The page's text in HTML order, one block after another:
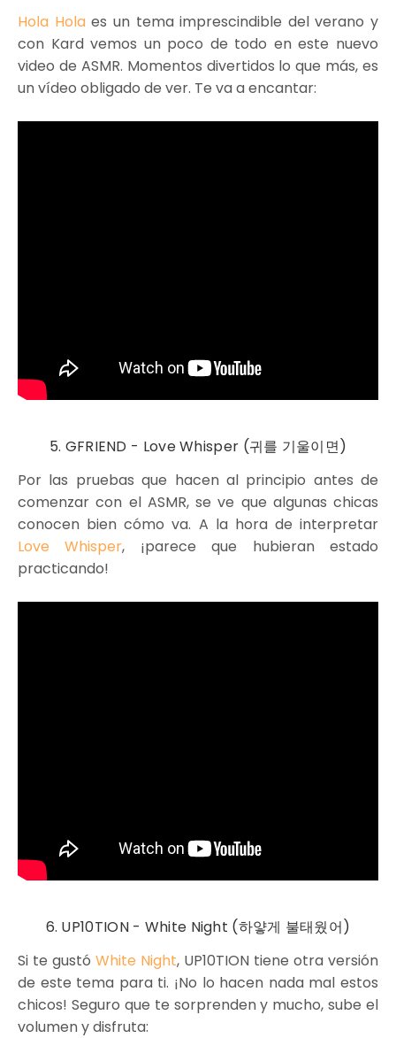
Hola Holaes un tema imprescindible del verano y
con Kard vemos un poco de todo en este nuevo
video de ASMR. Momentos divertidos lo que más, es
un vídeo obligado de ver. Te va a encantar:
5. GFRIEND - Love Whisper (귀를 기울이면)
Por las pruebas que hacen al principio antes de
comenzar con el ASMR, se ve que algunas chicas
conocen bien cómo va. A la hora de interpretar
Love Whisper, ¡parece que hubieran estado
practicando!
6. UP10TION - White Night (하얗게 불태웠어)
Si te gustó White Night, UP10TION tiene otra versión
de este tema para ti. ¡No lo hacen nada mal estos
chicos! Seguro que te sorprenden y mucho, sube el
volumen y disfruta: